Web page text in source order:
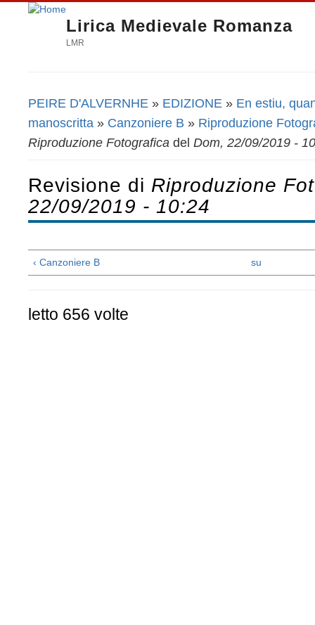
Lirica Medievale Romanza
LMR
Tu sei qui
PEIRE D'ALVERNHE » EDIZIONE » En estiu,
manoscritta » Canzoniere B » Riproduzione
Riproduzione Fotografica del Dom, 22/09/2019 -
Revisione di Riproduzione
22/09/2019 - 10:24
‹ Canzoniere B su
letto 656 volte